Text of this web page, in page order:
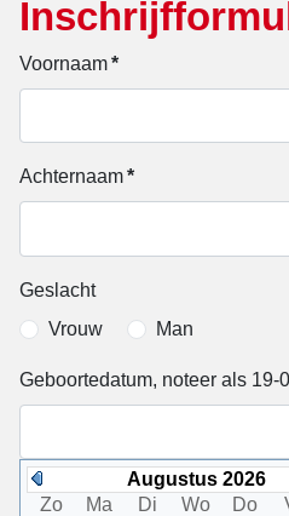
Voornaam*
Achternaam*
Geslacht
Vrouw
Man
Geboortedatum, noteer als
Augustus 2026
Zo
Ma Di Wo Do